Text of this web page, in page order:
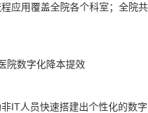
应用覆盖全院各个科室；全院
院数字化降本提效
IT人员快速搭建出个性化的数